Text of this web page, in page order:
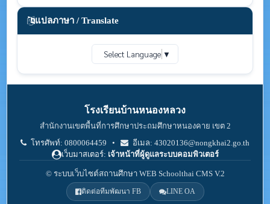
แปลภาษา / Translate
Select Language ▼
โรงเรียนบ้านหนองหลวง
สำนักงานเขตพื้นที่การศึกษาประถมศึกษาหนองคาย เขต 2
โทรศัพท์: 0800064459 •
อีเมล: 43020136@nongkhai2.go.th
เว็บมาสเตอร์: เจ้าหน้าที่ผู้ดูแลระบบคอมพิวเตอร์
© ระบบเว็บไซต์สถานศึกษา WEB Schoolthai CMS V.2
ติดต่อทีมพัฒนา FB LINE OA